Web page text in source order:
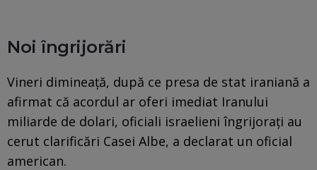
Noi îngrijorări
Vineri dimineață, după ce presa de stat iraniană a
afirmat că acordul ar oferi imediat Iranului
miliarde de dolari, oficiali israelieni îngrijorați au
cerut clarificări Casei Albe, a declarat un oficial
american.